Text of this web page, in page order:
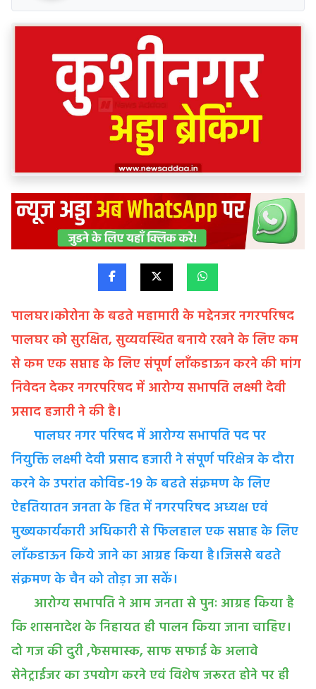
पालघर।कोरोना के बढते महामारी के मद्देनजर नगरपरिषद
पालघर को सुरक्षित, सुव्यवस्थित बनाये रखने के लिए कम
से कम एक सप्ताह के लिए संपूर्ण लाँकडाऊन करने की मांग
निवेदन देकर नगरपरिषद में आरोग्य सभापति लक्ष्मी देवी
प्रसाद हजारी ने की है।
पालघर नगर परिषद में आरोग्य सभापति पद पर
नियुक्ति लक्ष्मी देवी प्रसाद हजारी ने संपूर्ण परिक्षेत्र के दौरा
करने के उपरांत कोविड-19 के बढते संक्रमण के लिए
ऐहतियातन जनता के हित में नगरपरिषद अध्यक्ष एवं
मुख्यकार्यकारी अधिकारी से फिलहाल एक सप्ताह के लिए
लाँकडाऊन किये जाने का आग्रह किया है।जिससे बढते
संक्रमण के चैन को तोड़ा जा सकें।
आरोग्य सभापति ने आम जनता से पुनः आग्रह किया है
कि शासनादेश के निहायत ही पालन किया जाना चाहिए।
दो गज की दुरी ,फेसमास्क, साफ सफाई के अलावे
सेनेट्राईजर का उपयोग करने एवं विशेष जरूरत होने पर ही